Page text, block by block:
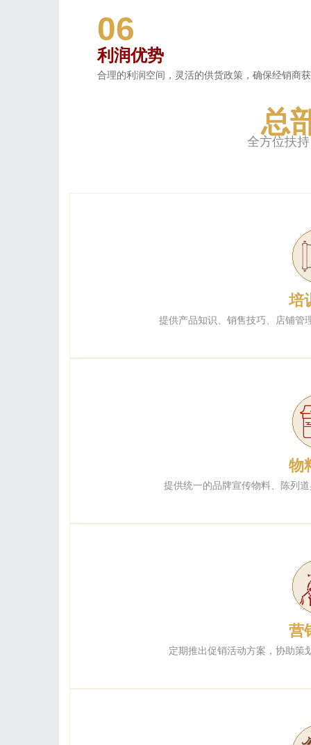
06
利润优势
合理的利润空间，灵活的供货政策，确保经销商
总
全方位扶
培
提供产品知识、销售技巧、店铺管
物
提供统一的品牌宣传物料、陈列
营
定期推出促销活动方案，协助策